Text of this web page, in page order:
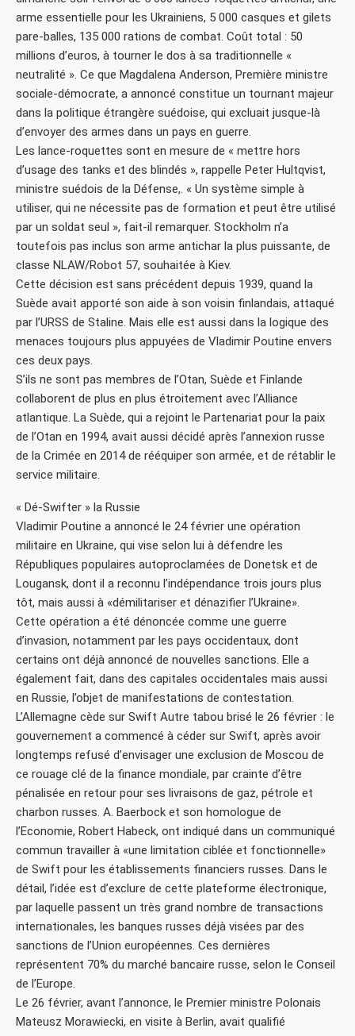
arme essentielle pour les Ukrainiens, 5 000 casques et gilets
pare-balles, 135 000 rations de combat. Coût total : 50
millions d’euros, à tourner le dos à sa traditionnelle «
neutralité ». Ce que Magdalena Anderson, Première ministre
sociale-démocrate, a annoncé constitue un tournant majeur
dans la politique étrangère suédoise, qui excluait jusque-là
d’envoyer des armes dans un pays en guerre.
Les lance-roquettes sont en mesure de « mettre hors
d’usage des tanks et des blindés », rappelle Peter Hultqvist,
ministre suédois de la Défense,. « Un système simple à
utiliser, qui ne nécessite pas de formation et peut être utilisé
par un soldat seul », fait-il remarquer. Stockholm n’a
toutefois pas inclus son arme antichar la plus puissante, de
classe NLAW/Robot 57, souhaitée à Kiev.
Cette décision est sans précédent depuis 1939, quand la
Suède avait apporté son aide à son voisin finlandais, attaqué
par l’URSS de Staline. Mais elle est aussi dans la logique des
menaces toujours plus appuyées de Vladimir Poutine envers
ces deux pays.
S’ils ne sont pas membres de l’Otan, Suède et Finlande
collaborent de plus en plus étroitement avec l’Alliance
atlantique. La Suède, qui a rejoint le Partenariat pour la paix
de l’Otan en 1994, avait aussi décidé après l’annexion russe
de la Crimée en 2014 de rééquiper son armée, et de rétablir le
service militaire.
« Dé-Swifter » la Russie
Vladimir Poutine a annoncé le 24 février une opération
militaire en Ukraine, qui vise selon lui à défendre les
Républiques populaires autoproclamées de Donetsk et de
Lougansk, dont il a reconnu l’indépendance trois jours plus
tôt, mais aussi à «démilitariser et dénazifier l’Ukraine».
Cette opération a été dénoncée comme une guerre
d’invasion, notamment par les pays occidentaux, dont
certains ont déjà annoncé de nouvelles sanctions. Elle a
également fait, dans des capitales occidentales mais aussi
en Russie, l’objet de manifestations de contestation.
L’Allemagne cède sur Swift Autre tabou brisé le 26 février : le
gouvernement a commencé à céder sur Swift, après avoir
longtemps refusé d’envisager une exclusion de Moscou de
ce rouage clé de la finance mondiale, par crainte d’être
pénalisée en retour pour ses livraisons de gaz, pétrole et
charbon russes. A. Baerbock et son homologue de
l’Economie, Robert Habeck, ont indiqué dans un communiqué
commun travailler à «une limitation ciblée et fonctionnelle»
de Swift pour les établissements financiers russes. Dans le
détail, l’idée est d’exclure de cette plateforme électronique,
par laquelle passent un très grand nombre de transactions
internationales, les banques russes déjà visées par des
sanctions de l’Union européennes. Ces dernières
représentent 70% du marché bancaire russe, selon le Conseil
de l’Europe.
Le 26 février, avant l’annonce, le Premier ministre Polonais
Mateusz Morawiecki, en visite à Berlin, avait qualifié